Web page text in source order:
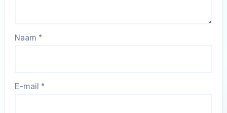
Naam *
E-mail *